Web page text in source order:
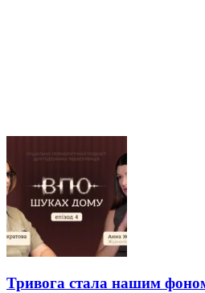
Тривога стала нашим